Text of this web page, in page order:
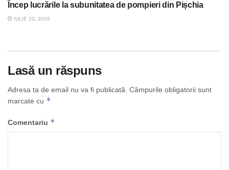
Încep lucrările la subunitatea de pompieri din Pișchia
IULIE 23, 2026
Lasă un răspuns
Adresa ta de email nu va fi publicată. Câmpurile obligatorii sunt
marcate cu *
Comentariu *